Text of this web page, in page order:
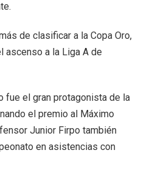
de clasificar a la Copa Oro,
ascenso a la Liga A de
fue el gran protagonista de la
el premio al Máximo
Junior Firpo también
en asistencias con